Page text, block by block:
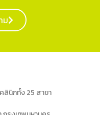
ม
ลินิกทั้ง 25 สาขา